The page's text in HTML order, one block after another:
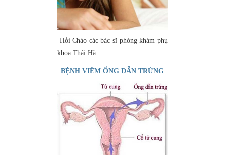
Hỏi Chào các bác sĩ phòng khám phụ
khoa Thái Hà....
BỆNH VIÊM ỐNG DẪN TRỨNG